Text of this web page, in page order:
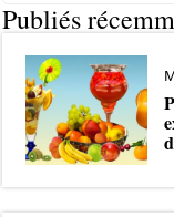
Publiés